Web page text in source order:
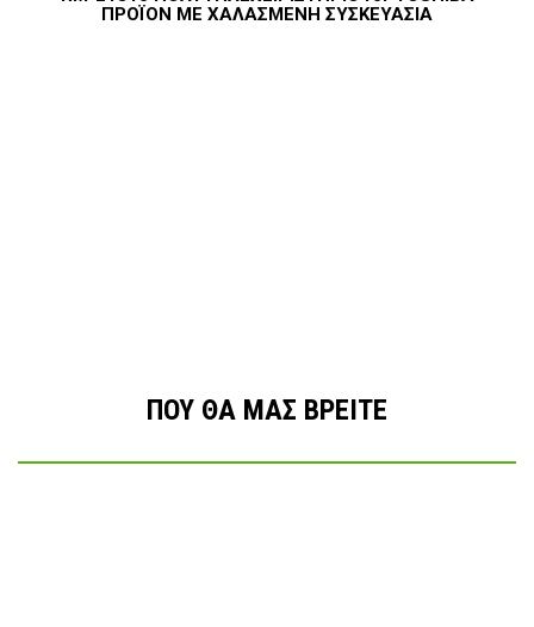
ΠΡΟΪΟΝ ΜΕ ΧΑΛΑΣΜΕΝΗ ΣΥΣΚΕΥΑΣΙΑ
ΠΟΥ ΘΑ ΜΑΣ ΒΡΕΙΤΕ